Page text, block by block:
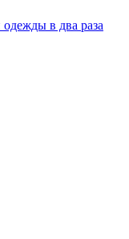
одежды в два раза